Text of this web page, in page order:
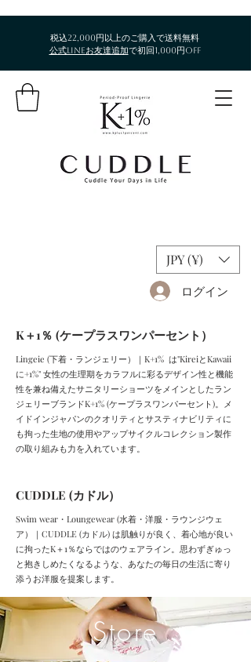
税込22,000円以上のご購入で送料無料​
公式LINEお友達追加で初回1,000円OFF
JPY (¥)
ログイン
​K＋1％ (ケープラスワンパーセント）
Lingeie (下着・ランジェリー）｜K+1% は"KireiとKawaii
に+1%" 女性の生理期をカラフルに彩るデザイン性と機能
性を兼ね備えたサニタリーショーツをメインとしたラン
ジェリーブランドK+1% (ケープラスワンパーセント)。メ
イドインジャパンのクオリティとサスティナビリティに
も拘った生地の使用やアップサイクルコレクション製作
の取り組みも力を入れています。
​CUDDLE (カドル）
​Swim wear・Loungewear (水着・洋服・ラウンジウェ
ア）｜CUDDLE (カドル) は肌触りが良く、着心地が良い
に拘ったK＋1％ならではのウェアライン。思わずぎゅっ
と抱きしめたくなるような、あなたの毎日の生活に寄り
添うお洋服を提案します。
Store